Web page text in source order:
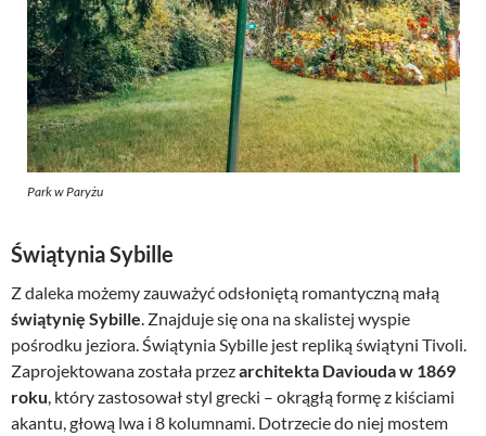
Park w Paryżu
Świątynia Sybille
Z daleka możemy zauważyć odsłoniętą romantyczną małą
świątynię Sybille . Znajduje się ona na skalistej wyspie
pośrodku jeziora. Świątynia Sybille jest repliką świątyni Tivoli.
Zaprojektowana została przezarchitekta Daviouda w 1869
roku , który zastosował styl grecki – okrągłą formę z kiściami
akantu, głową lwa i 8 kolumnami. Dotrzecie do niej mostem